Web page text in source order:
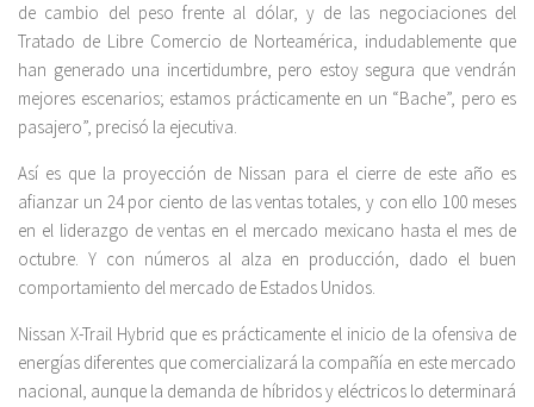
de cambio del peso frente al dólar, y de las negociaciones del
Tratado de Libre Comercio de Norteamérica, indudablemente que
han generado una incertidumbre, pero estoy segura que vendrán
mejores escenarios; estamos prácticamente en un “Bache”, pero es
pasajero”, precisó la ejecutiva.
Así es que la proyección de Nissan para el cierre de este año es
afianzar un 24 por ciento de las ventas totales, y con ello 100 meses
en el liderazgo de ventas en el mercado mexicano hasta el mes de
octubre. Y con números al alza en producción, dado el buen
comportamiento del mercado de Estados Unidos.
Nissan X-Trail Hybrid que es prácticamente el inicio de la ofensiva de
energías diferentes que comercializará la compañía en este mercado
nacional, aunque la demanda de híbridos y eléctricos lo determinará